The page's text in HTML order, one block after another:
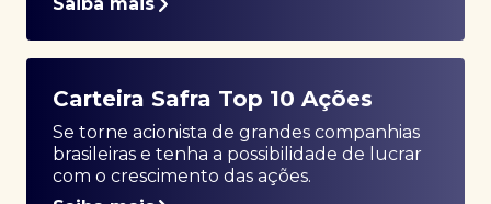
Carteira Safra Top 10 Ações
Se torne acionista de grandes companhias
brasileiras e tenha a possibilidade de lucrar
com o crescimento das ações.